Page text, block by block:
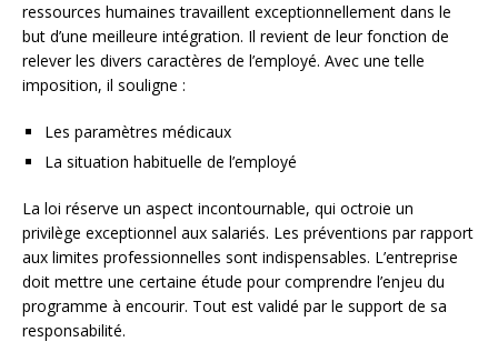
ressources humaines travaillent exceptionnellement dans le
but d’une meilleure intégration. Il revient de leur fonction de
relever les divers caractères de l’employé. Avec une telle
imposition, il souligne :
Les paramètres médicaux
La situation habituelle de l’employé
La loi réserve un aspect incontournable, qui octroie un
privilège exceptionnel aux salariés. Les préventions par rapport
aux limites professionnelles sont indispensables. L’entreprise
doit mettre une certaine étude pour comprendre l’enjeu du
programme à encourir. Tout est validé par le support de sa
responsabilité.